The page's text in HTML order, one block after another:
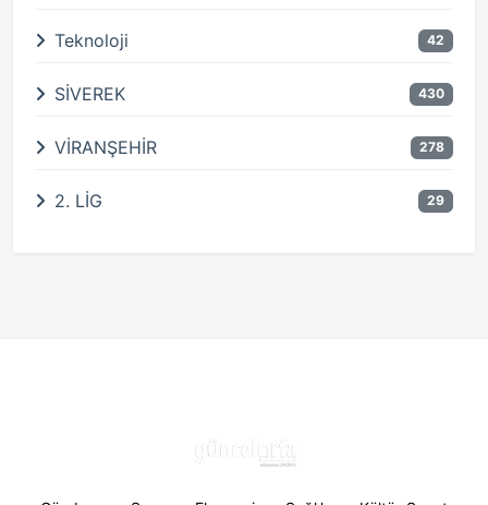
Teknoloji 42
SİVEREK 430
VİRANŞEHİR 278
2. LİG 29